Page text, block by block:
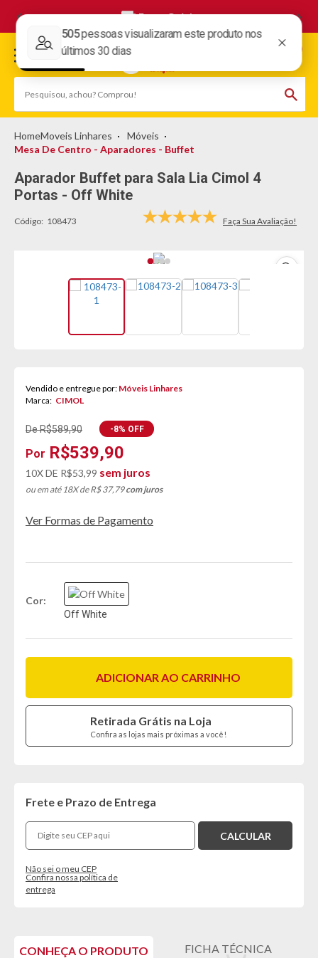
Frete Grátis
Moveis Linhares
Móveis
Mesa De Centro - Aparadores - Buffet
Aparador Buffet para Sala Lia Cimol 4
Portas - Off White
Código: 108473
Vendido e entregue por: Móveis Linhares
Marca: CIMOL
De R$589,90
R$539,90
-8% OFF
10X DE R$53,99 sem juros
ou em até 18X de R$ 37,79com juros
Ver Formas de Pagamento
Cor
Off White
ADICIONAR AO CARRINHO
Retirada Grátis na Loja
Confira as lojas mais próximas a você!
Frete e Prazo de Entrega
Não sei o meu CEP
Confira nossa política de
entrega
CONHEÇA O PRODUTO FICHA TÉCNICA